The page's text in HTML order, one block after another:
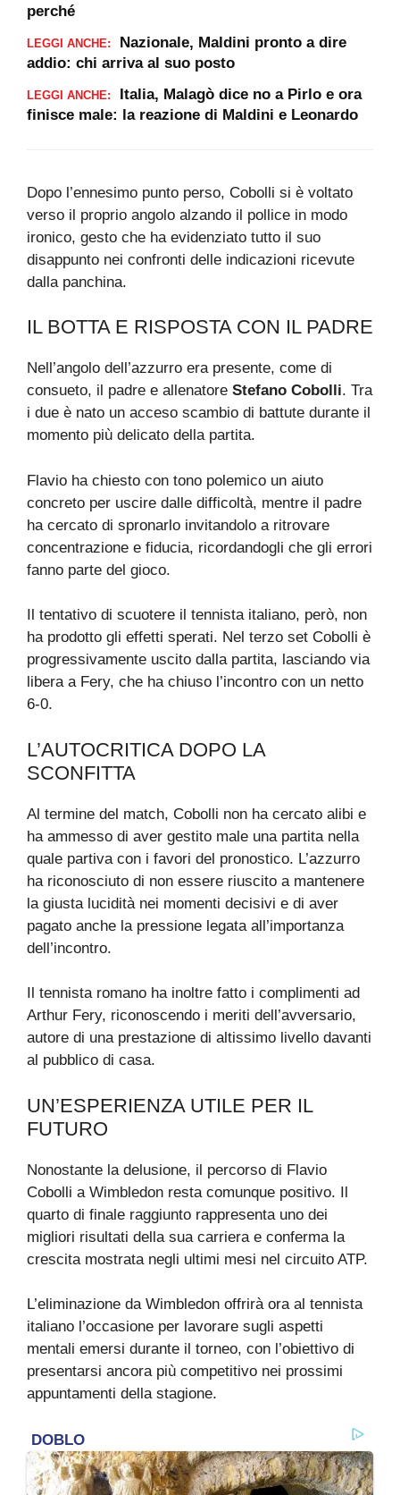
perché
LEGGI ANCHE:
Nazionale, Maldini pronto a dire
addio: chi arriva al suo posto
LEGGI ANCHE:
Italia, Malagò dice no a Pirlo e ora
finisce male: la reazione di Maldini e Leonardo
Dopo l’ennesimo punto perso, Cobolli si è voltato
verso il proprio angolo alzando il pollice in modo
ironico, gesto che ha evidenziato tutto il suo
disappunto nei confronti delle indicazioni ricevute
dalla panchina.
IL BOTTA E RISPOSTA CON IL PADRE
Nell’angolo dell’azzurro era presente, come di
consueto, il padre e allenatore Stefano Cobolli. Tra
i due è nato un acceso scambio di battute durante il
momento più delicato della partita.
Flavio ha chiesto con tono polemico un aiuto
concreto per uscire dalle difficoltà, mentre il padre
ha cercato di spronarlo invitandolo a ritrovare
concentrazione e fiducia, ricordandogli che gli errori
fanno parte del gioco.
Il tentativo di scuotere il tennista italiano, però, non
ha prodotto gli effetti sperati. Nel terzo set Cobolli è
progressivamente uscito dalla partita, lasciando via
libera a Fery, che ha chiuso l’incontro con un netto
6-0.
L’AUTOCRITICA DOPO LA
SCONFITTA
Al termine del match, Cobolli non ha cercato alibi e
ha ammesso di aver gestito male una partita nella
quale partiva con i favori del pronostico. L’azzurro
ha riconosciuto di non essere riuscito a mantenere
la giusta lucidità nei momenti decisivi e di aver
pagato anche la pressione legata all’importanza
dell’incontro.
Il tennista romano ha inoltre fatto i complimenti ad
Arthur Fery, riconoscendo i meriti dell’avversario,
autore di una prestazione di altissimo livello davanti
al pubblico di casa.
UN’ESPERIENZA UTILE PER IL
FUTURO
Nonostante la delusione, il percorso di Flavio
Cobolli a Wimbledon resta comunque positivo. Il
quarto di finale raggiunto rappresenta uno dei
migliori risultati della sua carriera e conferma la
crescita mostrata negli ultimi mesi nel circuito ATP.
L’eliminazione da Wimbledon offrirà ora al tennista
italiano l’occasione per lavorare sugli aspetti
mentali emersi durante il torneo, con l’obiettivo di
presentarsi ancora più competitivo nei prossimi
appuntamenti della stagione.